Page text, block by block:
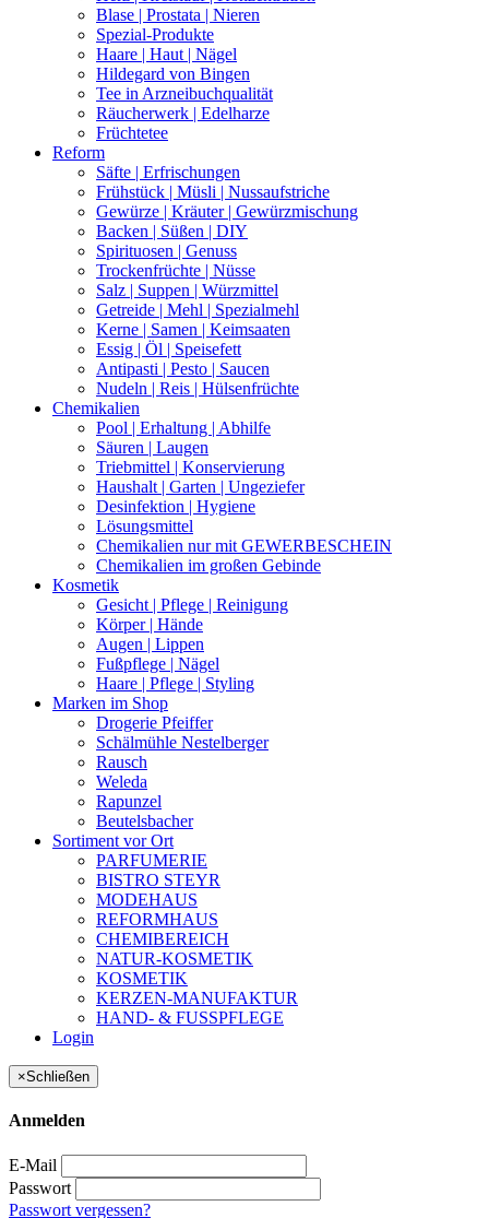
Blase | Prostata | Nieren
Spezial-Produkte
Haare | Haut | Nägel
Hildegard von Bingen
Tee in Arzneibuchqualität
Räucherwerk | Edelharze
Früchtetee
Reform
Säfte | Erfrischungen
Frühstück | Müsli | Nussaufstriche
Gewürze | Kräuter | Gewürzmischung
Backen | Süßen | DIY
Spirituosen | Genuss
Trockenfrüchte | Nüsse
Salz | Suppen | Würzmittel
Getreide | Mehl | Spezialmehl
Kerne | Samen | Keimsaaten
Essig | Öl | Speisefett
Antipasti | Pesto | Saucen
Nudeln | Reis | Hülsenfrüchte
Chemikalien
Pool | Erhaltung | Abhilfe
Säuren | Laugen
Triebmittel | Konservierung
Haushalt | Garten | Ungeziefer
Desinfektion | Hygiene
Lösungsmittel
Chemikalien nur mit GEWERBESCHEIN
Chemikalien im großen Gebinde
Kosmetik
Gesicht | Pflege | Reinigung
Körper | Hände
Augen | Lippen
Fußpflege | Nägel
Haare | Pflege | Styling
Marken im Shop
Drogerie Pfeiffer
Schälmühle Nestelberger
Rausch
Weleda
Rapunzel
Beutelsbacher
Sortiment vor Ort
PARFUMERIE
BISTRO STEYR
MODEHAUS
REFORMHAUS
CHEMIBEREICH
NATUR-KOSMETIK
KOSMETIK
KERZEN-MANUFAKTUR
HAND- & FUSSPFLEGE
Login
×Schließen
Anmelden
E-Mail
Passwort
Passwort vergessen?